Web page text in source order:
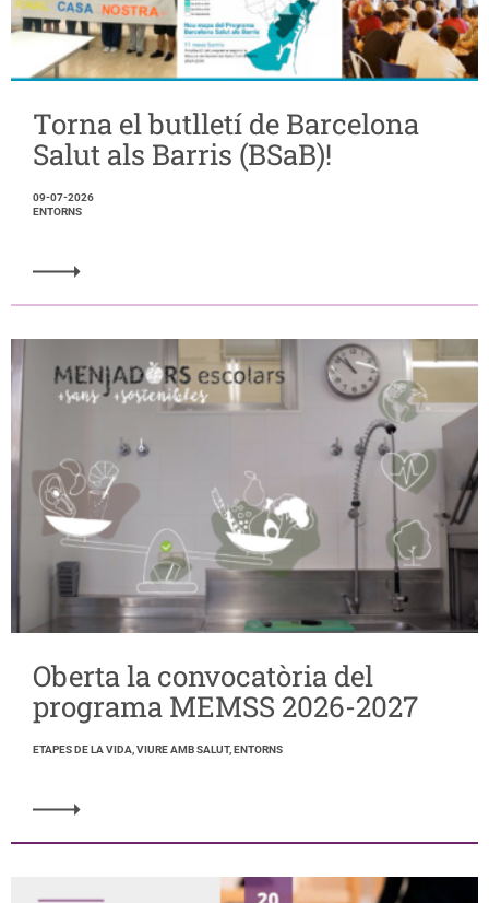
Torna el butlletí de Barcelona
Salut als Barris (BSaB)!
09-07-2026
ENTORNS
Oberta la convocatòria del
programa MEMSS 2026-2027
ETAPES DE LA VIDA, VIURE AMB SALUT, ENTORNS